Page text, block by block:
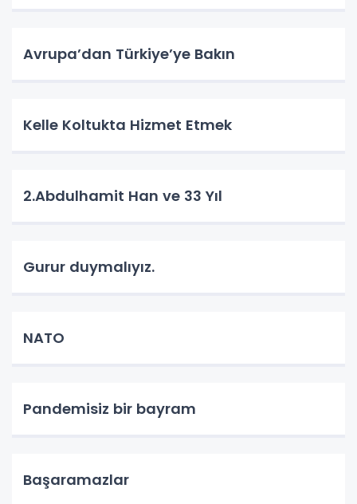
Avrupa’dan Türkiye’ye Bakın
Kelle Koltukta Hizmet Etmek
2.Abdulhamit Han ve 33 Yıl
Gurur duymalıyız.
NATO
Pandemisiz bir bayram
Başaramazlar